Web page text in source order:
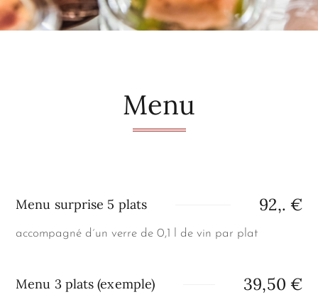
Menu
Menu surprise 5 plats 92,. €
accompagné d´un verre de 0,1 l de vin par plat
Menu 3 plats (exemple) 39,50 €